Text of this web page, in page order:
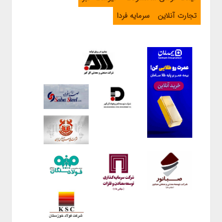
تجارت آنلاین
سرمایه فردا